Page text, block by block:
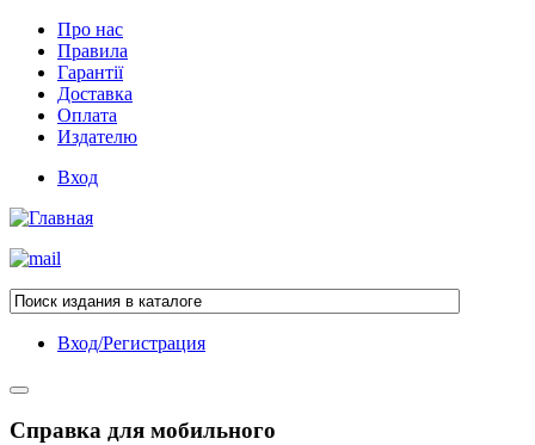
Про нас
Правила
Гарантії
Доставка
Оплата
Издателю
Вход
Вход/Регистрация
Справка для мобильного